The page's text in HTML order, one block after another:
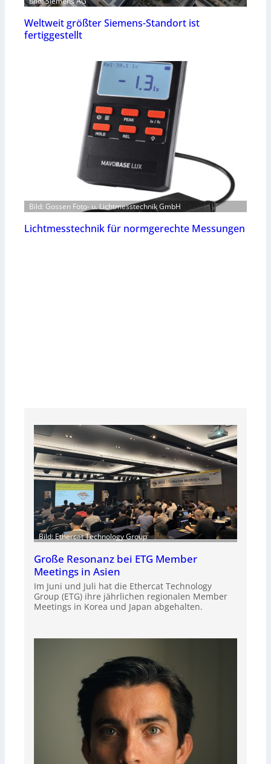
Weltweit größter Siemens-Standort ist
fertiggestellt
Bild: Gossen Foto- u. Lichtmesstechnik GmbH
Lichtmesstechnik für normgerechte Messungen
Bild: Ethercat Technology Group
Große Resonanz bei ETG Member
Meetings in Asien
Im Juni und Juli hat die Ethercat Technology
Group (ETG) ihre jährlichen regionalen Member
Meetings in Korea und Japan abgehalten.